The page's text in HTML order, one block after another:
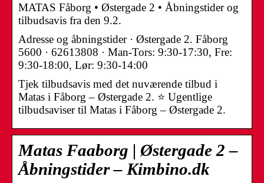
MATAS Fåborg • Østergade 2 • Åbningstider og
tilbudsavis fra den 9.2.
Adresse og åbningstider · Østergade 2. Fåborg
5600 · 62613808 · Man-Tors: 9:30-17:30, Fre:
9:30-18:00, Lør: 9:30-14:00
Tjek tilbudsavis med det nuværende tilbud i
Matas i Fåborg – Østergade 2. ⭐ Ugentlige
tilbudsaviser til Matas i Fåborg – Østergade 2.
Matas Faaborg | Østergade 2 –
Åbningstider – Kimbino.dk